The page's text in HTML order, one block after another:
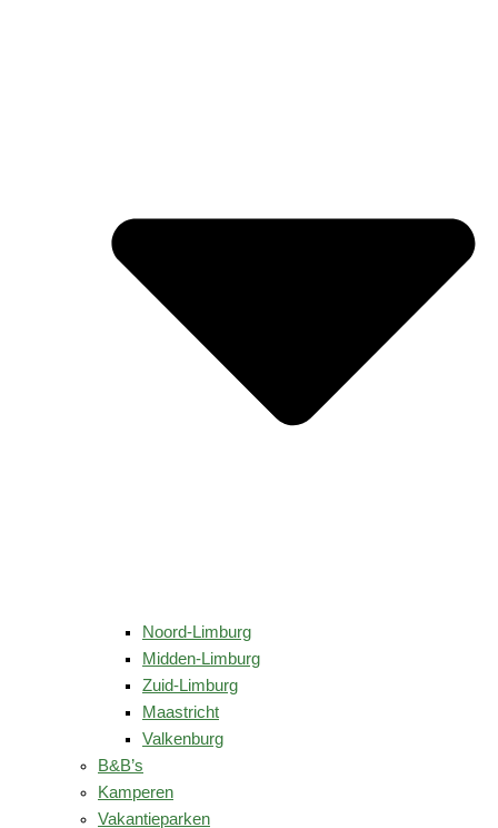
Noord-Limburg
Midden-Limburg
Zuid-Limburg
Maastricht
Valkenburg
B&B’s
Kamperen
Vakantieparken